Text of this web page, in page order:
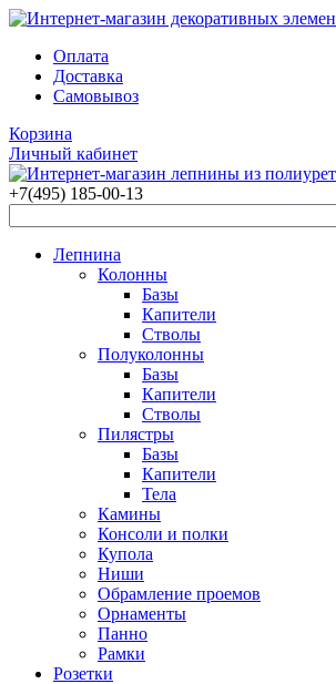
Оплата
Доставка
Самовывоз
Корзина
Личный кабинет
+7(495) 185-00-13
Лепнина
Колонны
Базы
Капители
Стволы
Полуколонны
Базы
Капители
Стволы
Пилястры
Базы
Капители
Тела
Камины
Консоли и полки
Купола
Ниши
Обрамление проемов
Орнаменты
Панно
Рамки
Розетки